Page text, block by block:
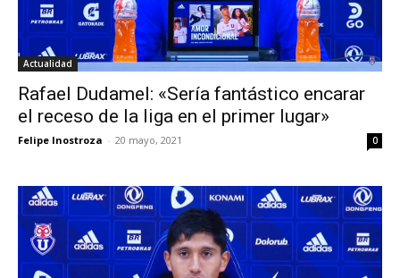
Actualidad
Rafael Dudamel: «Sería fantástico encarar
el receso de la liga en el primer lugar»
Felipe Inostroza - 20 mayo, 2021 0